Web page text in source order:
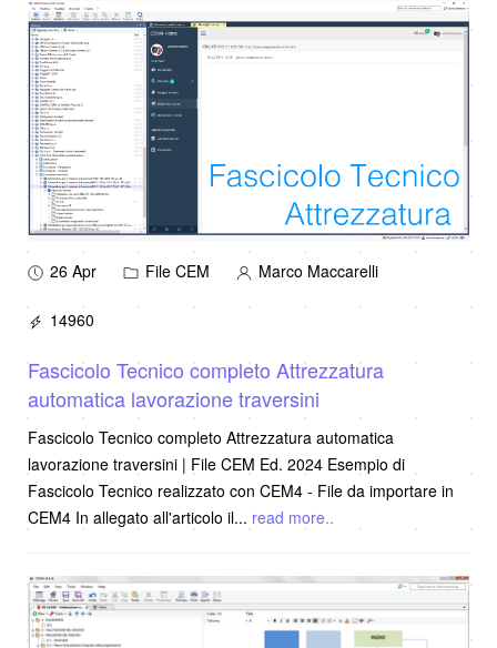
26 Apr File CEM Marco Maccarelli
14960
Fascicolo Tecnico completo Attrezzatura
automatica lavorazione traversini
Fascicolo Tecnico completo Attrezzatura automatica
lavorazione traversini | File CEM Ed. 2024 Esempio di
Fascicolo Tecnico realizzato con CEM4 - File da importare in
CEM4 In allegato all'articolo il... read more..